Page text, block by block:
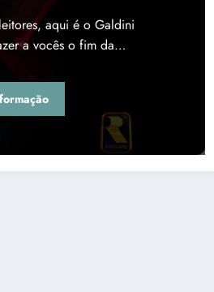
aqui é o Galdini
a vocês o fim da…